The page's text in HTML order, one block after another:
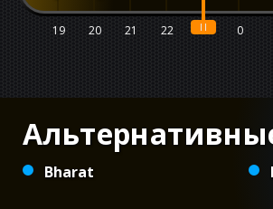
19 20 21 22 23 0
Bharat